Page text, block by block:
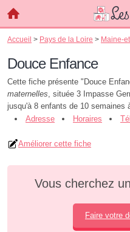
Accueil > Pays de la Loire > Maine-
Douce Enfance
Cette fiche présente "Douce
maternelles, située 3 Impasse
jusqu'à 8 enfants de 10 semaines
Adresse
Horaires
Améliorer cette fiche
Vous cherchez
Faire votre